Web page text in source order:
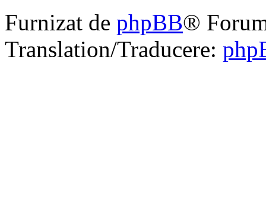
Furnizat de phpBB®
Translation/Traducere: